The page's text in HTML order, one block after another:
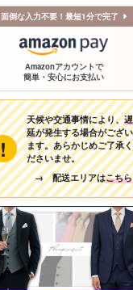
面倒な入力不要！最短1分で完了
Amazonアカウントで
簡単・安心にお支払い
!
天候や交通事情により、遅
延が発生する場合がござい
ます。あらかじめご了承く
ださいませ。
→ 配送エリアはこちら